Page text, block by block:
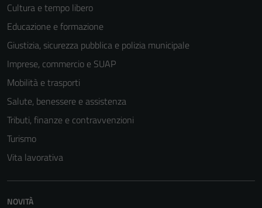
Cultura e tempo libero
Educazione e formazione
Giustizia, sicurezza pubblica e polizia municipale
Imprese, commercio e SUAP
Mobilità e trasporti
Salute, benessere e assistenza
Tributi, finanze e contravvenzioni
Turismo
Vita lavorativa
NOVITÀ